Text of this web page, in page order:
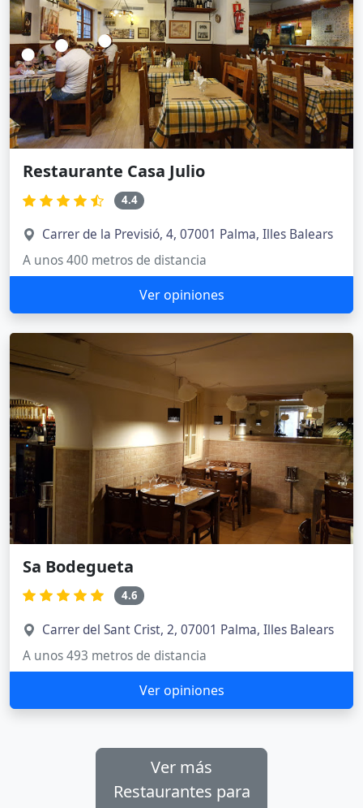
Restaurante Casa Julio
4.4
Carrer de la Previsió, 4, 07001 Palma, Illes Balears
A unos 400 metros de distancia
Ver opiniones
Sa Bodegueta
4.6
Carrer del Sant Crist, 2, 07001 Palma, Illes Balears
A unos 493 metros de distancia
Ver opiniones
Ver más
Restaurantes para